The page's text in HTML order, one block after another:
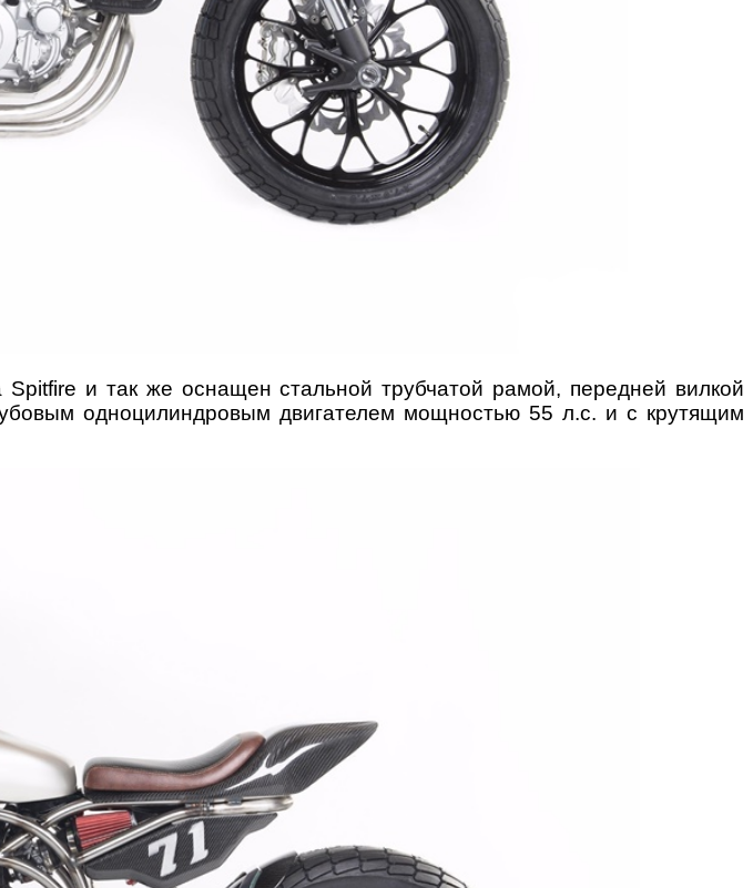
и так же оснащен стальной трубчатой рамой, передней вилкой
одноцилиндровым двигателем мощностью 55 л.с. и с крутящим